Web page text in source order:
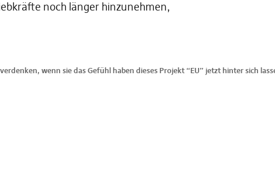
noch länger hinzunehmen,
wenn sie das Gefühl haben dieses Projekt “EU” jetzt hinter sich